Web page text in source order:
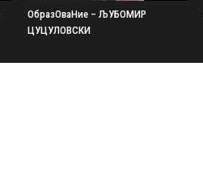
ОбразОваНие – ЉУБОМИР
ЦУЦУЛОВСКИ